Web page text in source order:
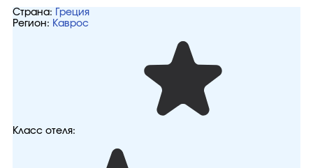
Страна:
Греция
Регион: Каврос
Класс отеля: